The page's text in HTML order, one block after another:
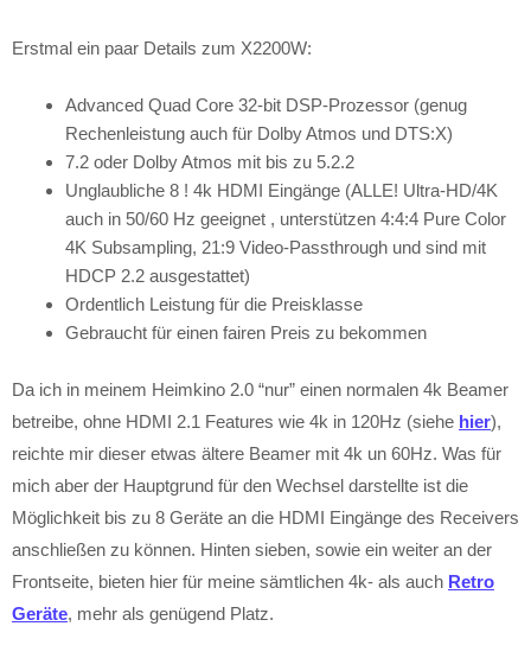
Erstmal ein paar Details zum X2200W:
Advanced Quad Core 32-bit DSP-Prozessor (genug
Rechenleistung auch für Dolby Atmos und DTS:X)
7.2 oder Dolby Atmos mit bis zu 5.2.2
Unglaubliche 8 ! 4k HDMI Eingänge (ALLE! Ultra-HD/4K
auch in 50/60 Hz geeignet , unterstützen 4:4:4 Pure Color
4K Subsampling, 21:9 Video-Passthrough und sind mit
HDCP 2.2 ausgestattet)
Ordentlich Leistung für die Preisklasse
Gebraucht für einen fairen Preis zu bekommen
Da ich in meinem Heimkino 2.0 “nur” einen normalen 4k Beamer
betreibe, ohne HDMI 2.1 Features wie 4k in 120Hz (siehe hier),
reichte mir dieser etwas ältere Beamer mit 4k un 60Hz. Was für
mich aber der Hauptgrund für den Wechsel darstellte ist die
Möglichkeit bis zu 8 Geräte an die HDMI Eingänge des Receivers
anschließen zu können. Hinten sieben, sowie ein weiter an der
Frontseite, bieten hier für meine sämtlichen 4k- als auch Retro
Geräte, mehr als genügend Platz.